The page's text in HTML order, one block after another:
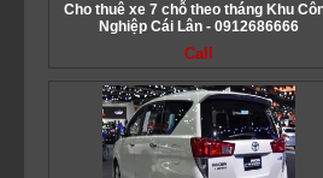
Cho thuê xe 7 chỗ theo tháng Khu
Nghiệp Cái Lân - 0912686666
Call